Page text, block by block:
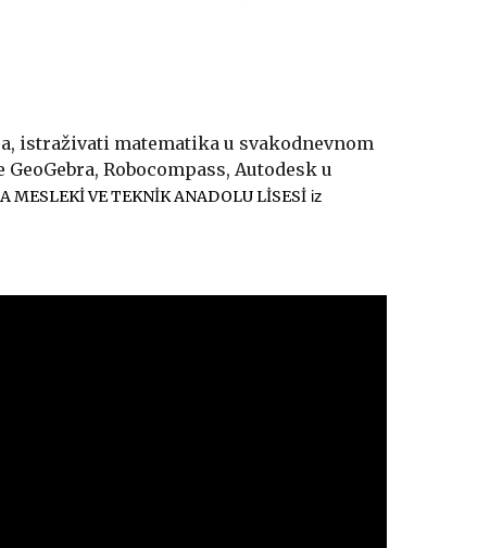
istraživati matematika u svakodnevnom
Robocompass, Autodesk u
MESLEKİ VE TEKNİK ANADOLU LİSESİiz